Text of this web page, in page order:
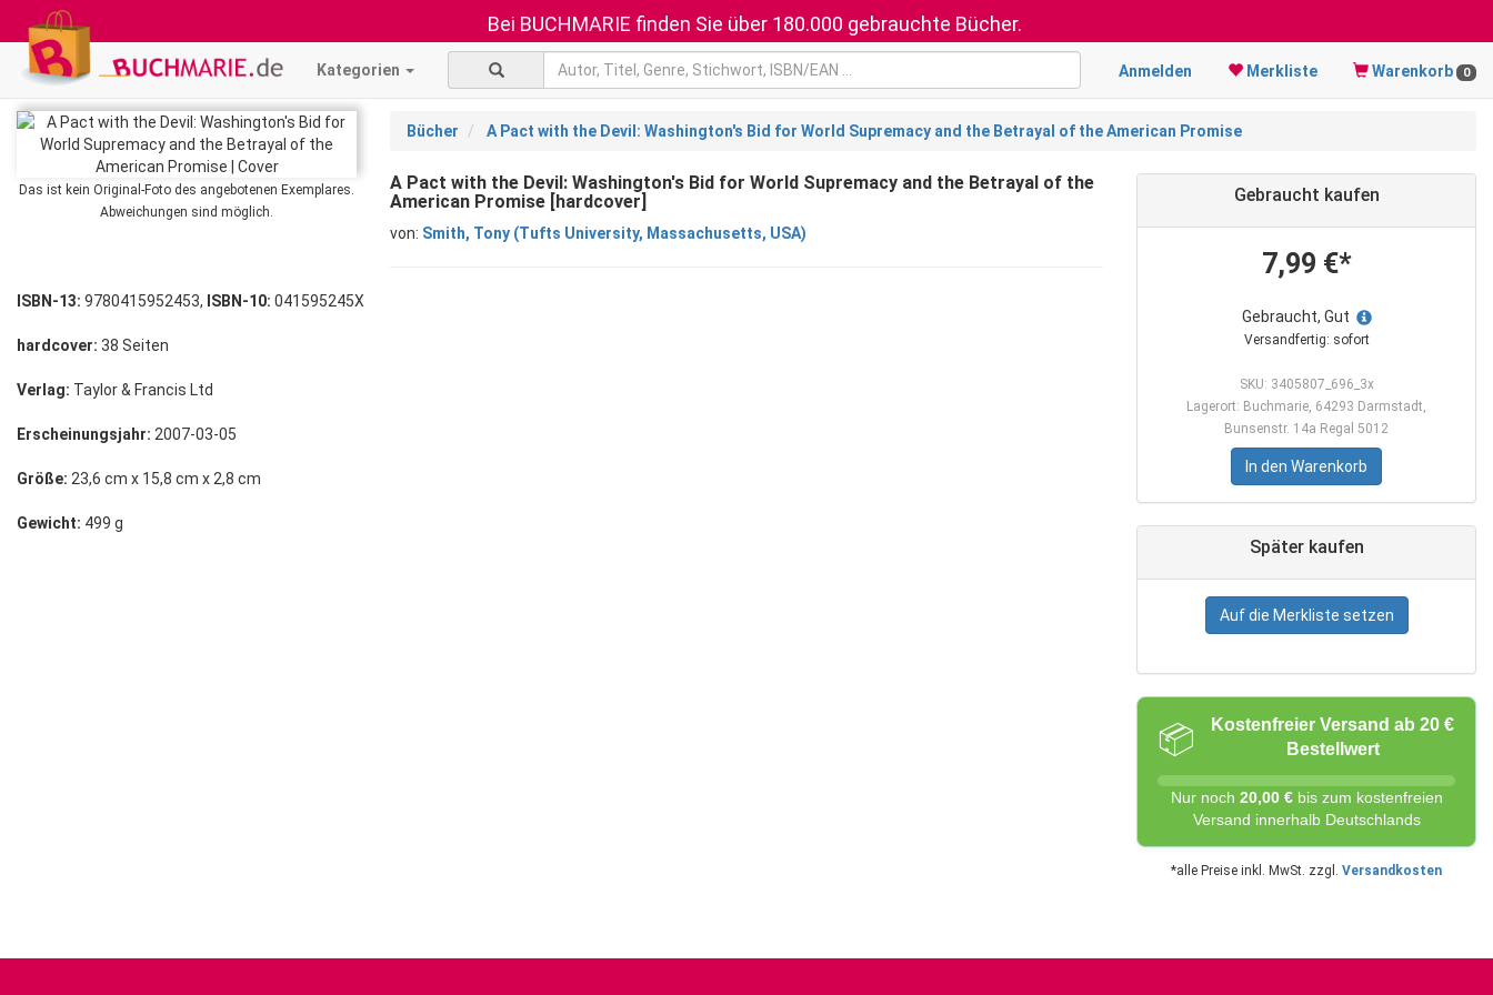
Bei BUCHMARIE finden Sie über 180.000 gebrauchte Bücher.
Kategorien Anmelden Merkliste Warenkorb 0
Das ist kein Original-Foto des angebotenen Exemplares.
Abweichungen sind möglich.
Bücher A Pact with the Devil: Washington's Bid for World Supremacy and the Betrayal of the American Promise
A Pact with the Devil: Washington's Bid for World Supremacy and the Betrayal of the
American Promise [hardcover]
von: Smith, Tony (Tufts University, Massachusetts, USA)
Gebraucht kaufen
7,99 €*
Gebraucht, Gut
Versandfertig: sofort
SKU: 3405807_696_3x
Lagerort: Buchmarie, 64293 Darmstadt,
Bunsenstr. 14a Regal 5012
In den Warenkorb
Später kaufen
Auf die Merkliste setzen
📦
Kostenfreier Versand ab 20 €
Bestellwert
Nur noch 20,00 €bis zum kostenfreien
Versand innerhalb Deutschlands
*alle Preise inkl. MwSt. zzgl. Versandkosten
ISBN-13: 9780415952453, ISBN-10: 041595245X
hardcover: 38 Seiten
Verlag: Taylor & Francis Ltd
Erscheinungsjahr: 2007-03-05
Größe: 23,6 cm x 15,8 cm x 2,8 cm
Gewicht: 499 g